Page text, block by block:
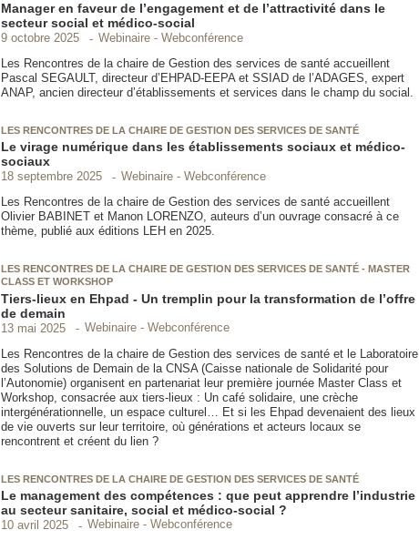
Manager en faveur de l’engagement et de l’attractivité dans le
secteur social et médico-social
9 octobre 2025
Webinaire - Webconférence
Les Rencontres de la chaire de Gestion des services de santé accueillent
Pascal SEGAULT, directeur d’EHPAD-EEPA et SSIAD de l’ADAGES, expert
ANAP, ancien directeur d’établissements et services dans le champ du social.
LES RENCONTRES DE LA CHAIRE DE GESTION DES SERVICES DE SANTÉ
Le virage numérique dans les établissements sociaux et médico-
sociaux
18 septembre 2025
Webinaire - Webconférence
Les Rencontres de la chaire de Gestion des services de santé accueillent
Olivier BABINET et Manon LORENZO, auteurs d’un ouvrage consacré à ce
thème, publié aux éditions LEH en 2025.
LES RENCONTRES DE LA CHAIRE DE GESTION DES SERVICES DE SANTÉ - MASTER
CLASS ET WORKSHOP
Tiers-lieux en Ehpad - Un tremplin pour la transformation de l’offre
de demain
13 mai 2025
Webinaire - Webconférence
Les Rencontres de la chaire de Gestion des services de santé et le Laboratoire
des Solutions de Demain de la CNSA (Caisse nationale de Solidarité pour
l’Autonomie) organisent en partenariat leur première journée Master Class et
Workshop, consacrée aux tiers-lieux : Un café solidaire, une crèche
intergénérationnelle, un espace culturel… Et si les Ehpad devenaient des lieux
de vie ouverts sur leur territoire, où générations et acteurs locaux se
rencontrent et créent du lien ?
LES RENCONTRES DE LA CHAIRE DE GESTION DES SERVICES DE SANTÉ
Le management des compétences : que peut apprendre l’industrie
au secteur sanitaire, social et médico-social ?
10 avril 2025
Webinaire - Webconférence